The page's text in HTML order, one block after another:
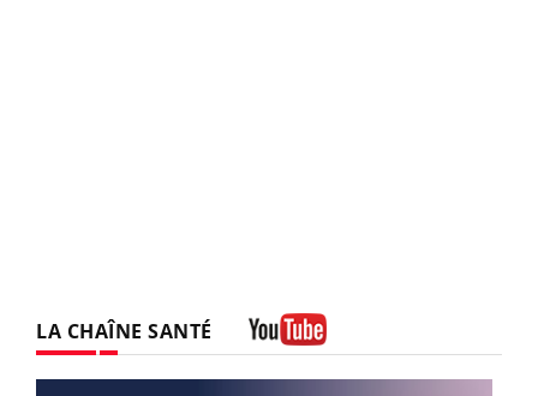
LA CHAÎNE SANTÉ